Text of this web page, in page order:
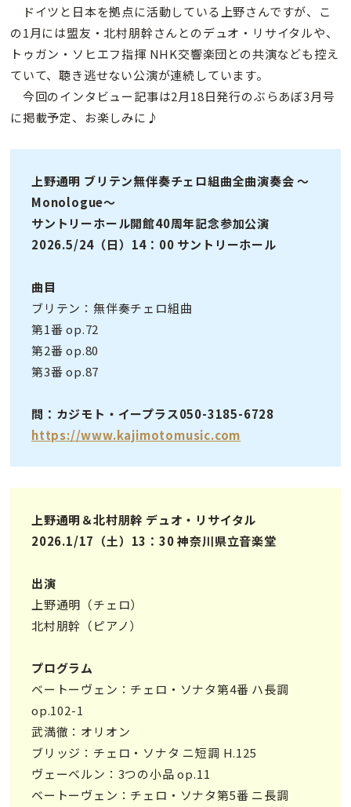
ドイツと日本を拠点に活動している上野さんですが、こ
の1月には盟友・北村朋幹さんとのデュオ・リサイタルや、
トゥガン・ソヒエフ指揮 NHK交響楽団との共演なども控え
ていて、聴き逃せない公演が連続しています。
今回のインタビュー記事は2月18日発行のぶらあぼ3月号
に掲載予定、お楽しみに♪
上野通明 ブリテン無伴奏チェロ組曲全曲演奏会 ～
Monologue～
サントリーホール開館40周年記念参加公演
2026.5/24（⽇）14：00 サントリーホール
曲⽬
ブリテン：無伴奏チェロ組曲
第1番 op.72
第2番 op.80
第3番 op.87
問：カジモト・イープラス050-3185-6728
https://www.kajimotomusic.com
上野通明＆北村朋幹 デュオ・リサイタル
2026.1/17（⼟）13：30 神奈川県⽴⾳楽堂
出演
上野通明（チェロ）
北村朋幹（ピアノ）
プログラム
ベートーヴェン：チェロ・ソナタ第4番 ハ⻑調
op.102-1
武満徹：オリオン
ブリッジ：チェロ・ソナタ ニ短調 H.125
ヴェーベルン：3つの⼩品 op.11
ベートーヴェン：チェロ・ソナタ第5番 ニ⻑調